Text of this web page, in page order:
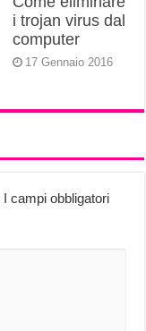
i trojan virus dal
computer
17 Gennaio 2016
I campi obbligatori